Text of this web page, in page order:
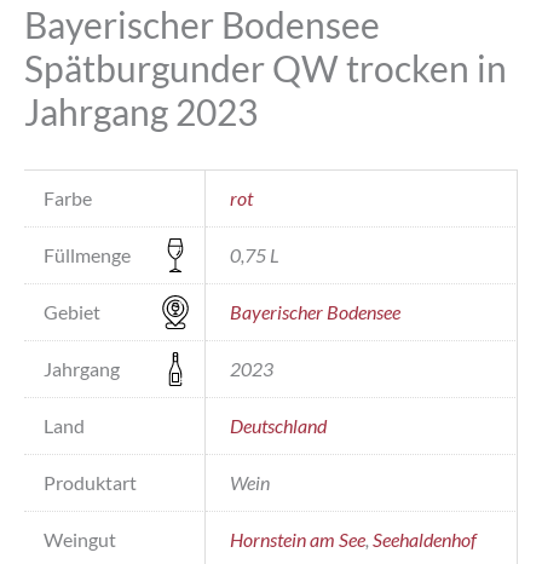
Bayerischer Bodensee
Spätburgunder QW trocken in
Jahrgang 2023
Farbe rot
Füllmenge 0,75 L
Gebiet Bayerischer Bodensee
Jahrgang 2023
Land Deutschland
Produktart Wein
Weingut Hornstein am See Seehaldenhof